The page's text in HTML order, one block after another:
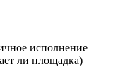
исполнение
ли площадка)